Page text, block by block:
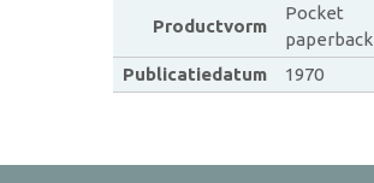
Productvorm
Pocket
paperback
Publicatiedatum
1970